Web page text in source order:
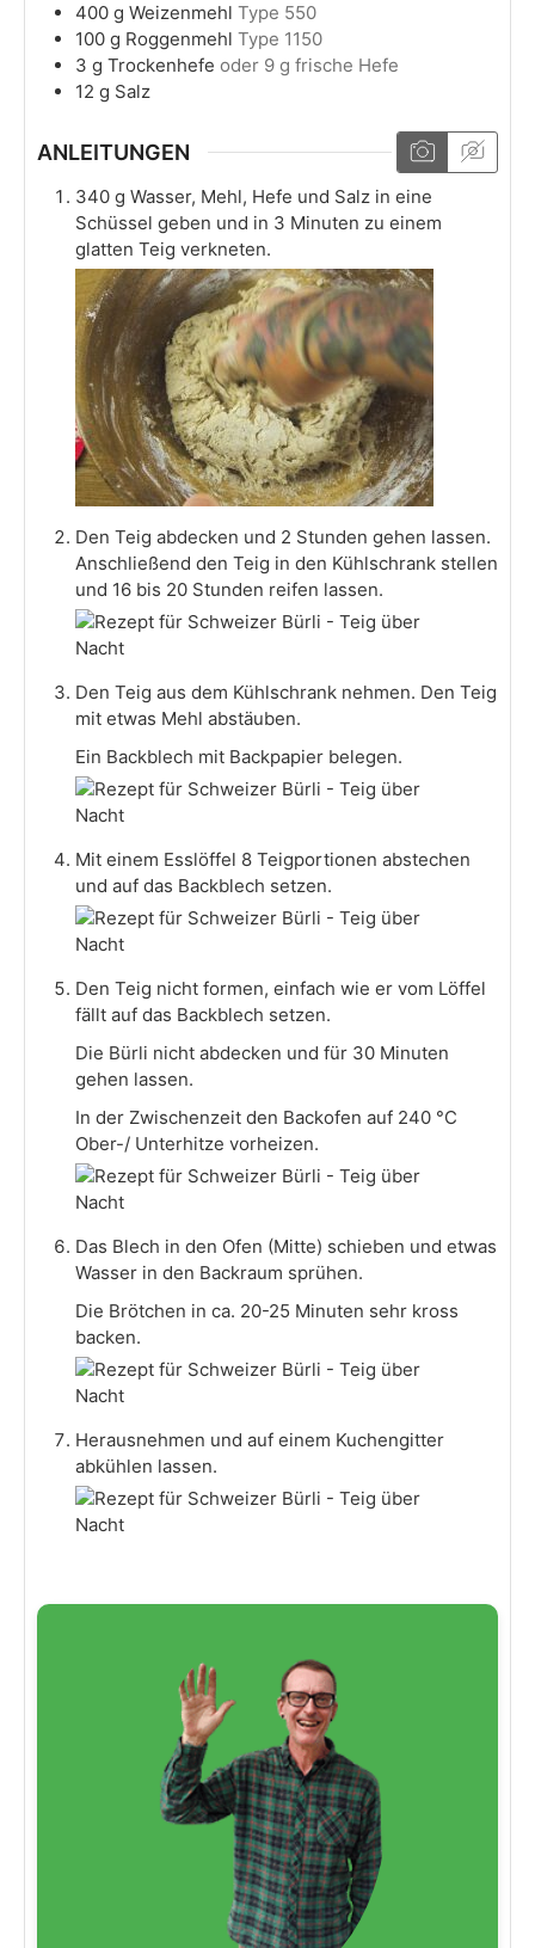
400 g Weizenmehl Type 550
100 g Roggenmehl Type 1150
3 g Trockenhefe oder 9 g frische Hefe
12 g Salz
ANLEITUNGEN
340 g Wasser, Mehl, Hefe und Salz in eine
Schüssel geben und in 3 Minuten zu einem
glatten Teig verkneten.
Den Teig abdecken und 2 Stunden gehen lassen.
Anschließend den Teig in den Kühlschrank stellen
und 16 bis 20 Stunden reifen lassen.
Den Teig aus dem Kühlschrank nehmen. Den Teig
mit etwas Mehl abstäuben.
Ein Backblech mit Backpapier belegen.
Mit einem Esslöffel 8 Teigportionen abstechen
und auf das Backblech setzen.
Den Teig nicht formen, einfach wie er vom Löffel
fällt auf das Backblech setzen.
Die Bürli nicht abdecken und für 30 Minuten
gehen lassen.
In der Zwischenzeit den Backofen auf 240 °C
Ober-/ Unterhitze vorheizen.
Das Blech in den Ofen (Mitte) schieben und etwas
Wasser in den Backraum sprühen.
Die Brötchen in ca. 20-25 Minuten sehr kross
backen.
Herausnehmen und auf einem Kuchengitter
abkühlen lassen.